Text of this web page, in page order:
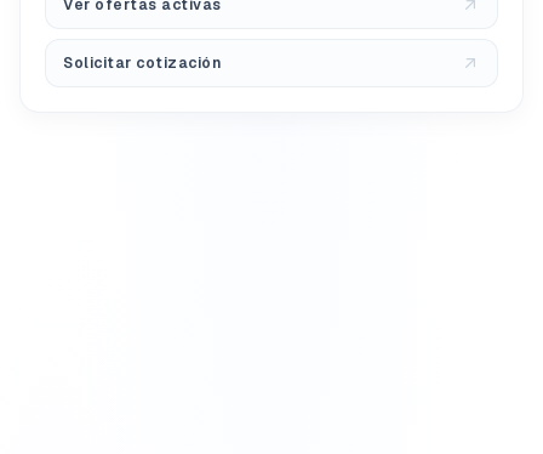
Ver ofertas activas
Solicitar cotización